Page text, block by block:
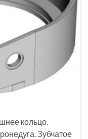
кольцо.
Зубчатое